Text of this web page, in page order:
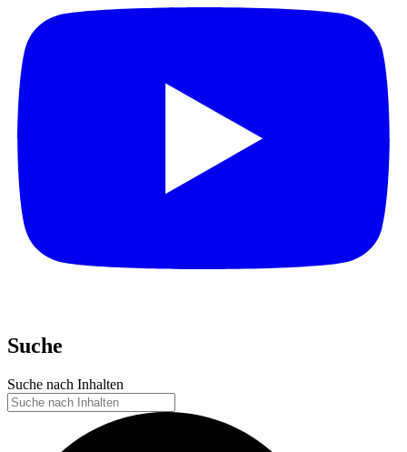
Suche
Suche nach Inhalten